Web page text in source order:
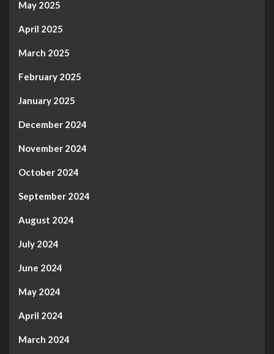
May 2025
April 2025
March 2025
February 2025
January 2025
December 2024
November 2024
October 2024
September 2024
August 2024
July 2024
June 2024
May 2024
April 2024
March 2024